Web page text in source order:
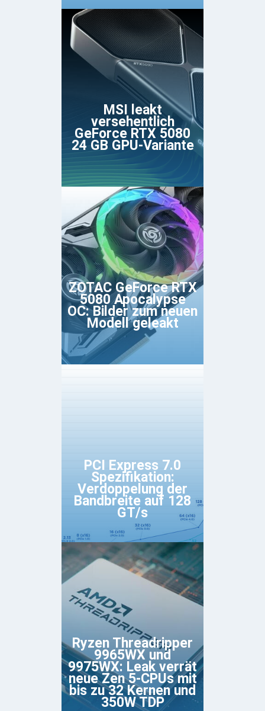
MSI leakt
versehentlich
GeForce RTX 5080
24 GB GPU-Variante
ZOTAC GeForce RTX
5080 Apocalypse
OC: Bilder zum neuen
Modell geleakt
PCI Express 7.0
Spezifikation:
Verdoppelung der
Bandbreite auf 128
GT/s
Ryzen Threadripper
9965WX und
9975WX: Leak verrät
neue Zen 5-CPUs mit
bis zu 32 Kernen und
350W TDP